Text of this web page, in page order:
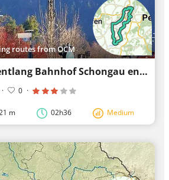
routes from OCM
Die Umgebung entlang Bahnhof Schongau entdecken
· 0 ·
m 02h36 Medium